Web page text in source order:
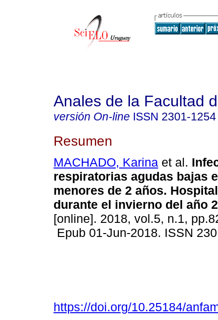
Anales de la Facultad
versión On-line ISSN 2301-1254
Resumen
MACHADO, Karina et al.
respiratorias agudas bajas
menores de 2 años.
durante el invierno del año
[online]. 2018, vol.5, n.1,
Epub 01-Jun-2018. ISSN
https://doi.org/10.25184/